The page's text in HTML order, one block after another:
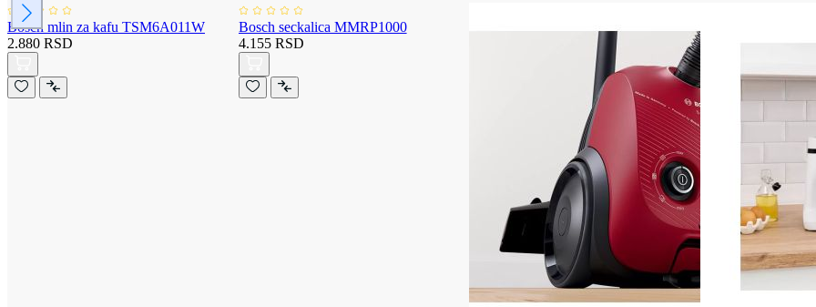
Bosch mlin za kafu TSM6A011W
2.880 RSD
Bosch seckalica MMRP1000
4.155 RSD